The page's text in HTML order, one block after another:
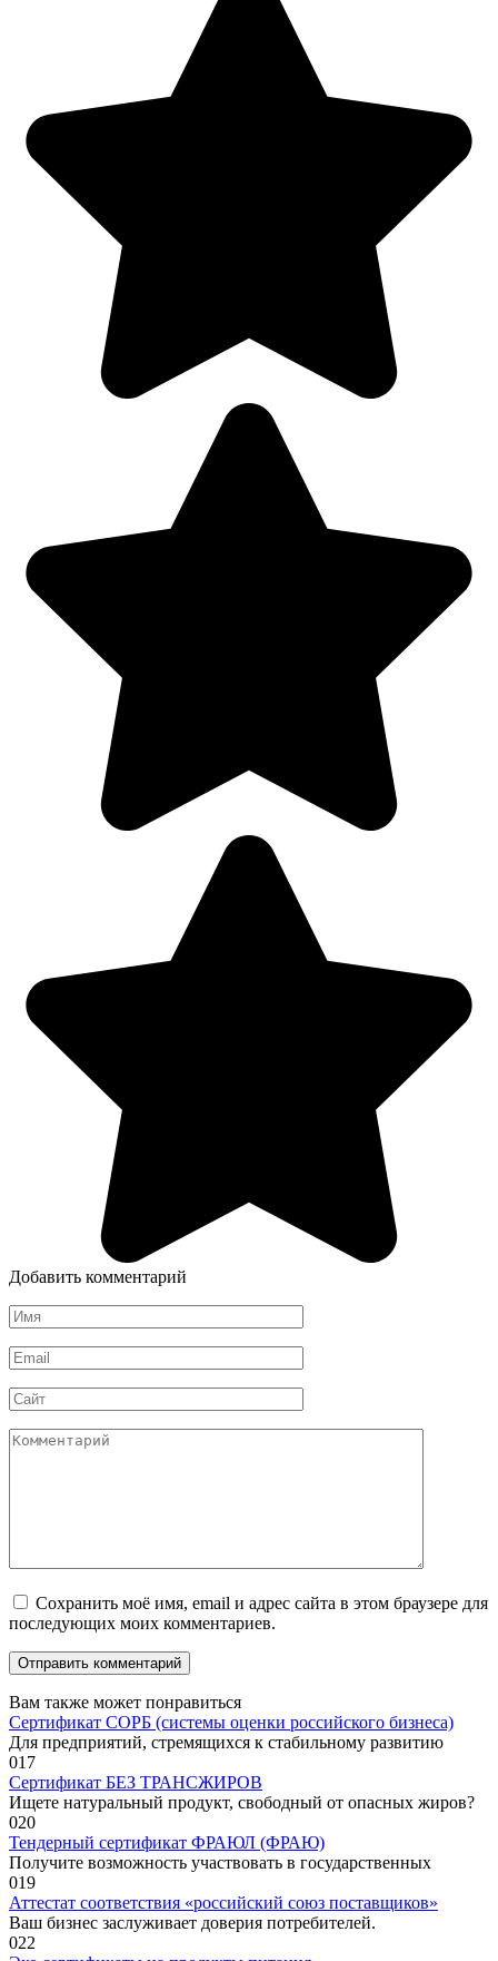
Добавить комментарий
Имя
*
Email
*
Сайт
Комментарий
Сохранить моё имя, email и адрес сайта в этом браузере для
последующих моих комментариев.
Вам также может понравиться
Сертификат СОРБ (системы оценки российского бизнеса)
Для предприятий, стремящихся к стабильному развитию
017
Сертификат БЕЗ ТРАНСЖИРОВ
Ищете натуральный продукт, свободный от опасных жиров?
020
Тендерный сертификат ФРАЮЛ (ФРАЮ)
Получите возможность участвовать в государственных
019
Аттестат соответствия «российский союз поставщиков»
Ваш бизнес заслуживает доверия потребителей.
022